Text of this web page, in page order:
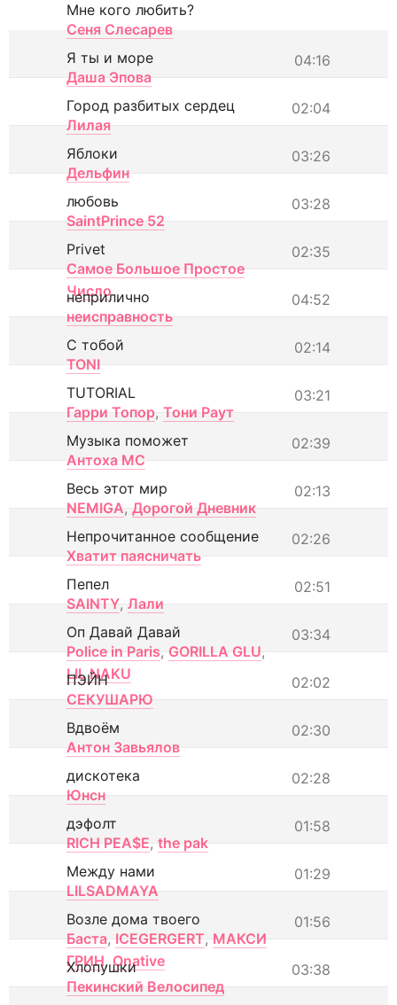
Мне кого любить?
Сеня Слесарев
04:16
Я ты и море
Даша Эпова
02:04
Город разбитых сердец
Лилая
03:26
Яблоки
Дельфин
03:28
любовь
SaintPrince 52
02:35
Privet
Самое Большое Простое
Число
04:52
неприлично
неисправность
02:14
С тобой
TONI
03:21
TUTORIAL
Гарри Топор, Тони Раут
02:39
Музыка поможет
Антоха МС
02:13
Весь этот мир
NEMIGA, Дорогой Дневник
02:26
Непрочитанное сообщение
Хватит паясничать
02:51
Пепел
SAINTY, Лали
03:34
Оп Давай Давай
Police in Paris, GORILLA GLU,
LIL NAKU
02:02
ПЭЙН
СЕКУШАРЮ
02:30
Вдвоём
Антон Завьялов
02:28
дискотека
Юнсн
01:58
дэфолт
RICH PEA$E, the pak
01:29
Между нами
LILSADMAYA
01:56
Возле дома твоего
Баста, ICEGERGERT, МАКСИ
ГРИН, Onative 03:38
Хлопушки
Пекинский Велосипед